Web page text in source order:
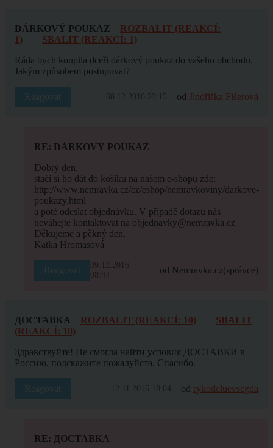
DÁRKOVÝ POUKAZ
ROZBALIT (REAKCÍ:
1)
SBALIT (REAKCÍ: 1)
Ráda bych koupila dceři dárkový poukaz do vašeho obchodu.
Jakým způsobem postupovat?
Reagovat 08.12.2016 23:15 od Jindřiška Fišerová
RE: DÁRKOVÝ POUKAZ
Dobrý den,
stačí si ho dát do košíku na našem e-shopu zde:
http://www.nemravka.cz/cz/eshop/nemravkoviny/darkove-
poukazy.html
a poté odeslat objednávku. V případě dotazů nás
neváhejte kontaktovat na objednavky@nemravka.cz
Děkujeme a pěkný den,
Katka Hromasová
Reagovat
09.12.2016
08:44
od Nemravka.cz(správce)
ДОСТАВКА ROZBALIT (REAKCÍ: 10)
SBALIT
(REAKCÍ: 10)
Здравствуйте! Не смогла найти условия ДОСТАВКИ в
Россию, подскажите пожалуйста. Спасибо.
Reagovat 12.11.2016 18:04 od rykodeluevsegda
RE: ДОСТАВКА